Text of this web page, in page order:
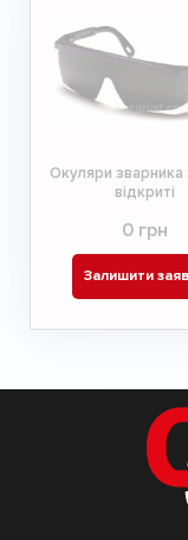
Окуляри зварника
відкриті
0 грн
Залишити